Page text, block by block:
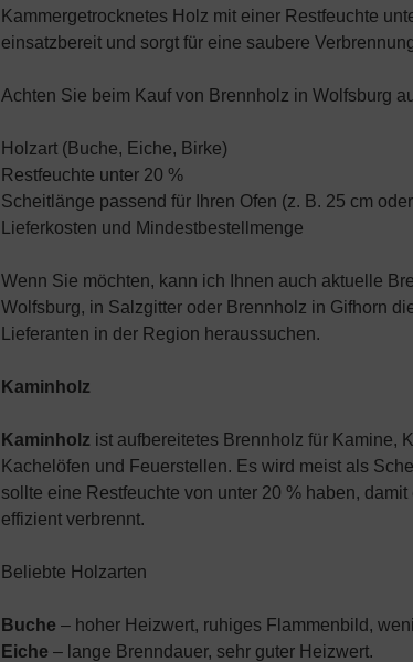
Kammergetrocknetes Holz mit einer Restfeuchte
einsatzbereit und sorgt für eine saubere
Achten Sie beim Kauf von Brennholz in Wolfsburg
Holzart (Buche, Eiche, Birke)
Restfeuchte unter 20 %
Scheitlänge passend für Ihren Ofen (z. B. 25 cm
Lieferkosten und Mindestbestellmenge
Wenn Sie möchten, kann ich Ihnen auch aktuelle
Wolfsburg, in Salzgitter oder Brennholz in Gifhorn
Lieferanten in der Region heraussuchen.
Kaminholz
Kaminholz ist aufbereitetes Brennholz für Kamine,
Kachelöfen und Feuerstellen. Es wird meist als
sollte eine Restfeuchte von unter 20 % haben, damit
effizient verbrennt.
Beliebte Holzarten
Buche – hoher Heizwert, ruhiges Flammenbild,
Eiche – lange Brenndauer, sehr guter Heizwert.